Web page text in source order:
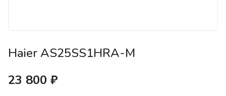
Haier AS25SS1HRA-M
23 800 ₽